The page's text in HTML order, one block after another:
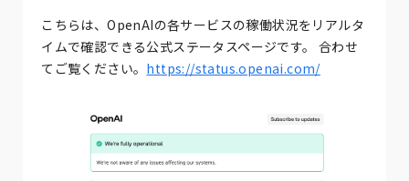
こちらは、OpenAIの各サービスの稼働状況をリアルタ
イムで確認できる公式ステータスページです。 合わせ
てご覧ください。 https://status.openai.com/